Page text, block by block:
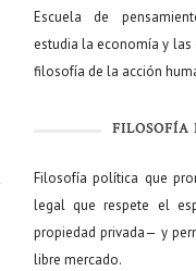
Escuela de
estudia la economía y
filosofía de la acción
FILOSOFÍA
Filosofía política que
legal que respete el
propiedad privada— y
libre mercado.